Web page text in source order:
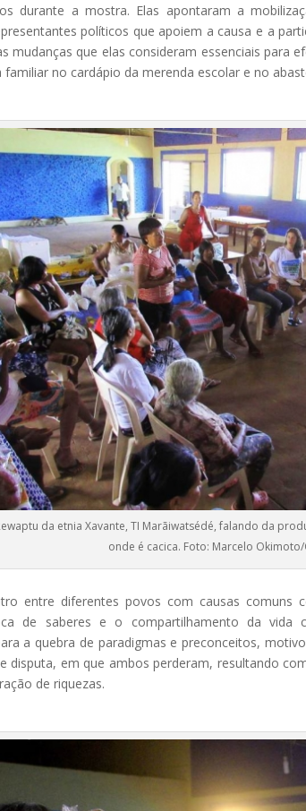
durante a mostra. Elas apontaram a
políticos que apoiem a causa e a
mudanças que elas consideram essenciais para
no cardápio da merenda escolar e no
da etnia Xavante, TI Marãiwatsédé, falando da
onde é cacica. Foto: Marcelo Okimoto/
entre diferentes povos com causas comuns
de saberes e o compartilhamento da vida
a quebra de paradigmas e preconceitos,
disputa, em que ambos perderam, resultando
de riquezas.